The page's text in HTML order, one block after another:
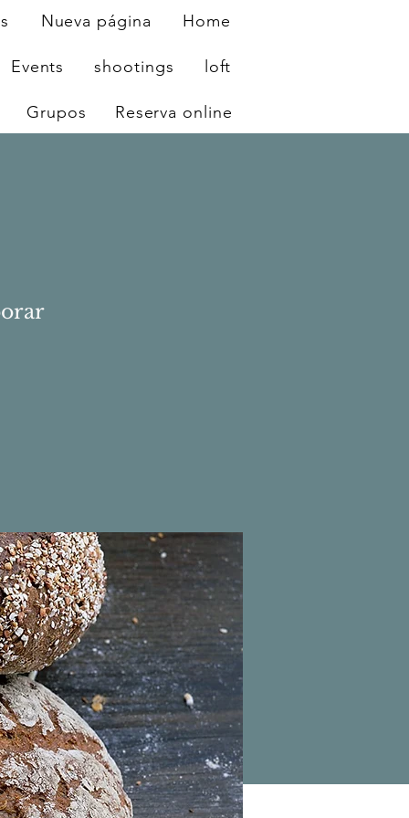
Nueva página Home
Events shootings loft
Grupos Reserva online